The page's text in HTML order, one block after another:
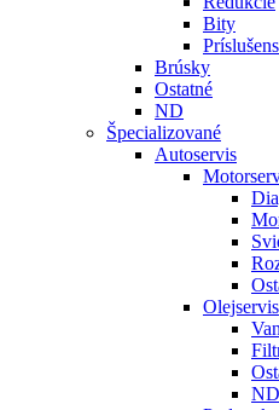
Bity
Brúsky
Ostatné
ND
Špecializované
Autoservis
Olejservis
ND